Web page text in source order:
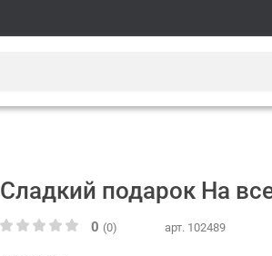
Сладкий подарок На
0 (0) арт. 102489